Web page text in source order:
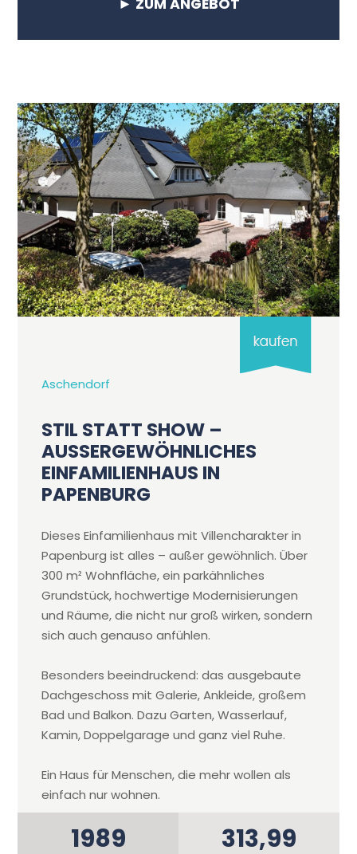
► ZUM ANGEBOT
Aschendorf
STIL STATT SHOW –
AUSSERGEWÖHNLICHES E
INFAMILIENHAUS IN P
APENBURG
Dieses Einfamilienhaus mit Villencharakter in
Papenburg ist alles – außer gewöhnlich. Über
300 m² Wohnfläche, ein parkähnliches
Grundstück, hochwertige Modernisierungen
und Räume, die nicht nur groß wirken, sondern
sich auch genauso anfühlen.
Besonders beeindruckend: das ausgebaute
Dachgeschoss mit Galerie, Ankleide, großem
Bad und Balkon. Dazu Garten, Wasserlauf,
Kamin, Doppelgarage und ganz viel Ruhe.
Ein Haus für Menschen, die mehr wollen als
einfach nur wohnen.
1989 313,99